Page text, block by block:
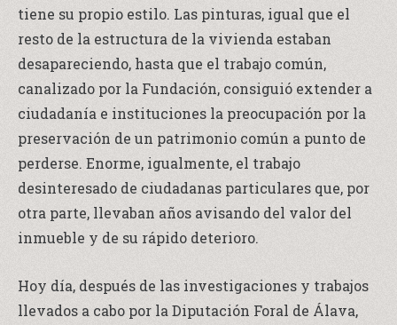
tiene su propio estilo. Las pinturas, igual que el
resto de la estructura de la vivienda estaban
desapareciendo, hasta que el trabajo común,
canalizado por la Fundación, consiguió extender a
ciudadanía e instituciones la preocupación por la
preservación de un patrimonio común a punto de
perderse. Enorme, igualmente, el trabajo
desinteresado de ciudadanas particulares que, por
otra parte, llevaban años avisando del valor del
inmueble y de su rápido deterioro.
Hoy día, después de las investigaciones y trabajos
llevados a cabo por la Diputación Foral de Álava,